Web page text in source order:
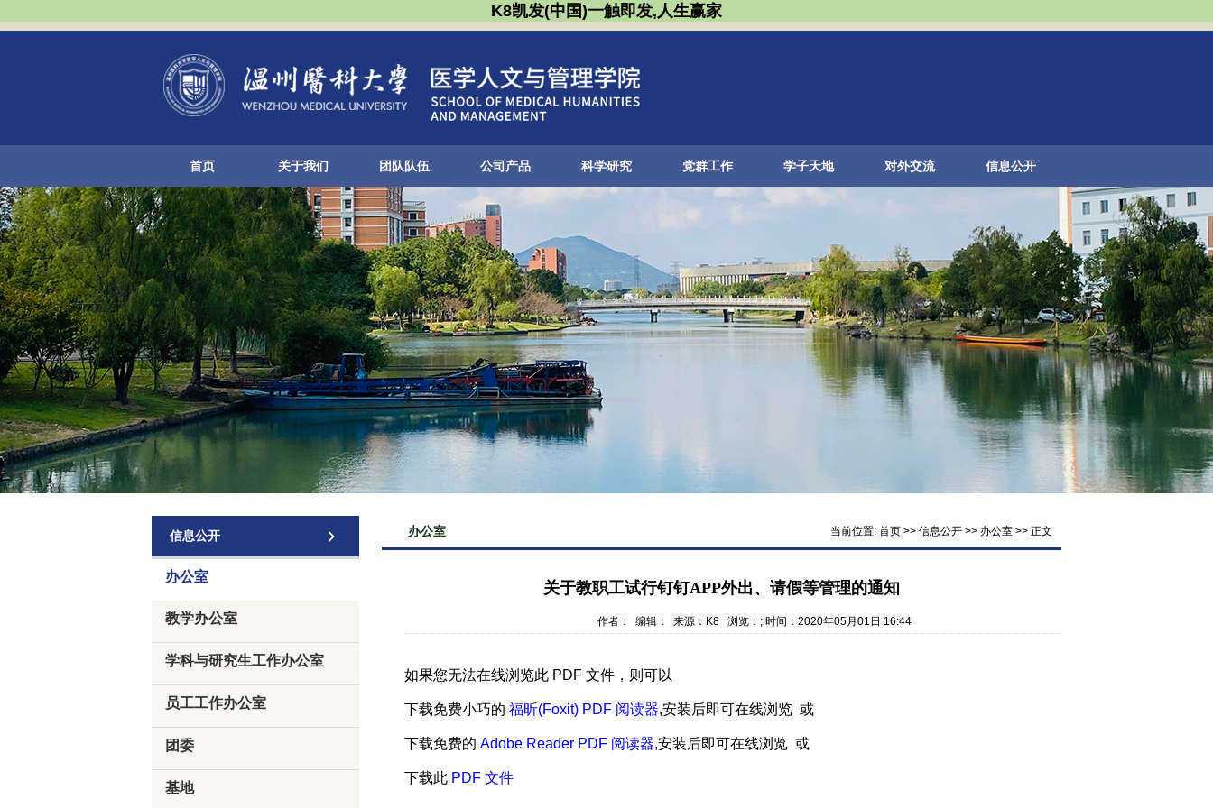
K8凯发(中国)一触即发,人生赢家
首页 关于我们 团队队伍 公司产品 科学研究 党群工作 学子天地 对外交流 信息公开
信息公开
办公室
教学办公室
学科与研究生工作办公室
员工工作办公室
团委
基地
办公室 当前位置: 首页 >> 信息公开 >> 办公室 >> 正文
关于教职工试行钉钉APP外出、请假等管理的通知
作者： 编辑： 来源：K8 浏览： ; 时间：2020年05月01日 16:44
如果您无法在线浏览此 PDF 文件，则可以
下载免费小巧的 福昕(Foxit) PDF 阅读器,安装后即可在线浏览 或
下载免费的 Adobe Reader PDF 阅读器,安装后即可在线浏览 或
下载此 PDF 文件